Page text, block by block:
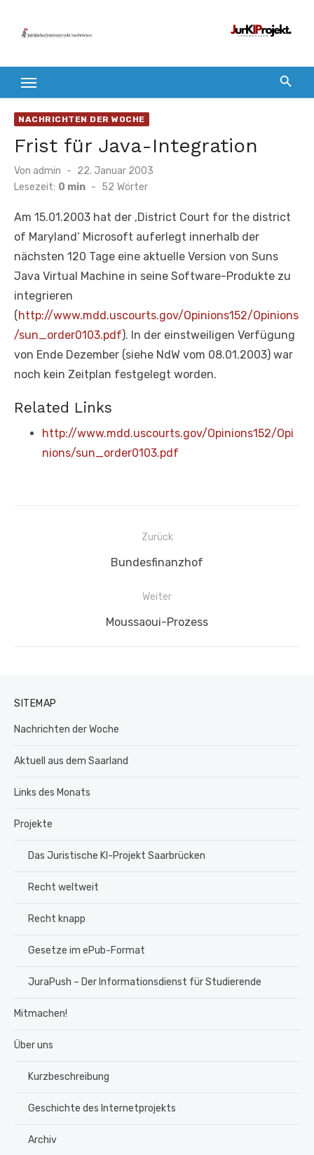
Inhalt
NACHRICHTEN DER WOCHE
Frist für Java-Integration
Von admin
Veröffentlicht
am
22. Januar 2003
Lesezeit: 0 min - 52 Wörter
Am 15.01.2003 hat der ‚District Court for the district
of Maryland‘ Microsoft auferlegt innerhalb der
nächsten 120 Tage eine aktuelle Version von Suns
Java Virtual Machine in seine Software-Produkte zu
integrieren
(http://www.mdd.uscourts.gov/Opinions152/Opinions
/sun_order0103.pdf). In der einstweiligen Verfügung
von Ende Dezember (siehe NdW vom 08.01.2003) war
noch kein Zeitplan festgelegt worden.
Related Links
http://www.mdd.uscourts.gov/Opinions152/Opi
nions/sun_order0103.pdf
Beitragsnavigation
Zurück
Vorheriger
Bundesfinanzhof
Weiter
Nächster
Moussaoui-Prozess
SITEMAP
Nachrichten der Woche
Aktuell aus dem Saarland
Links des Monats
Projekte
Das Juristische KI-Projekt Saarbrücken
Recht weltweit
Recht knapp
Gesetze im ePub-Format
JuraPush – Der Informationsdienst für Studierende
Mitmachen!
Über uns
Kurzbeschreibung
Geschichte des Internetprojekts
Archiv